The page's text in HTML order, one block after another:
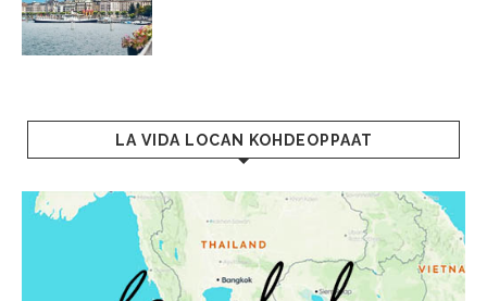
LA VIDA LOCAN KOHDEOPPAAT